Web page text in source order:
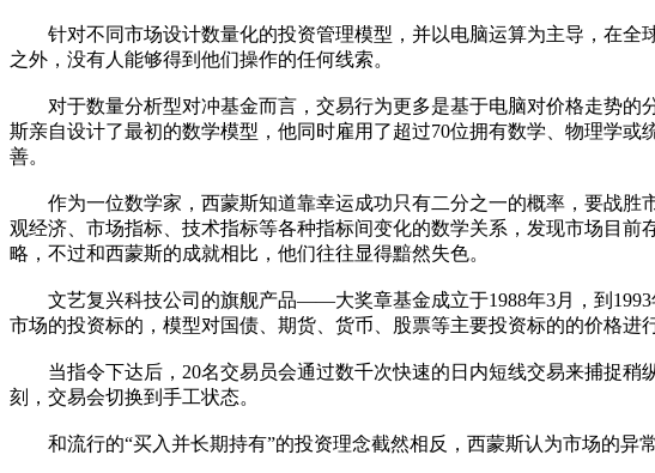
针对不同市场设计数量化的投资管理模型，并以电脑运算为主导，在全
之外，没有人能够得到他们操作的任何线索。
对于数量分析型对冲基金而言，交易行为更多是基于电脑对价格走势的
斯亲自设计了最初的数学模型，他同时雇用了超过70位拥有数学、物理学
善。
作为一位数学家，西蒙斯知道靠幸运成功只有二分之一的概率，要战胜
观经济、市场指标、技术指标等各种指标间变化的数学关系，发现市场目
略，不过和西蒙斯的成就相比，他们往往显得黯然失色。
文艺复兴科技公司的旗舰产品——大奖章基金成立于1988年3月，到1993
市场的投资标的，模型对国债、期货、货币、股票等主要投资标的的价格进
当指令下达后，20名交易员会通过数千次快速的日内短线交易来捕捉稍
刻，交易会切换到手工状态。
和流行的“买入并长期持有”的投资理念截然相反，西蒙斯认为市场的异